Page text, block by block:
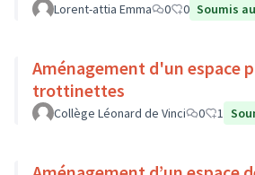
Lorent-attia Emma 0 0 Soumis
Aménagement d'un espace
trottinettes
Collège Léonard de Vinci 0 1